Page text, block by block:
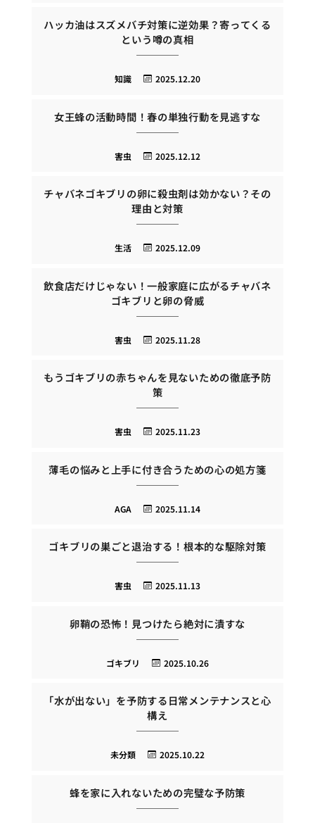
ハッカ油はスズメバチ対策に逆効果？寄ってくる
という噂の真相
2025.12.20
知識
女王蜂の活動時間！春の単独行動を見逃すな
2025.12.12
害虫
チャバネゴキブリの卵に殺虫剤は効かない？その
理由と対策
2025.12.09
生活
飲食店だけじゃない！一般家庭に広がるチャバネ
ゴキブリと卵の脅威
2025.11.28
害虫
もうゴキブリの赤ちゃんを見ないための徹底予防
策
2025.11.23
害虫
薄毛の悩みと上手に付き合うための心の処方箋
2025.11.14
AGA
ゴキブリの巣ごと退治する！根本的な駆除対策
2025.11.13
害虫
卵鞘の恐怖！見つけたら絶対に潰すな
2025.10.26
ゴキブリ
「水が出ない」を予防する日常メンテナンスと心
構え
2025.10.22
未分類
蜂を家に入れないための完璧な予防策